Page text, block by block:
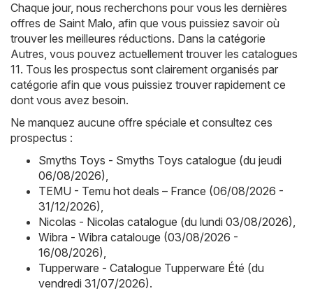
Chaque jour, nous recherchons pour vous les dernières
offres de Saint Malo, afin que vous puissiez savoir où
trouver les meilleures réductions. Dans la catégorie
Autres, vous pouvez actuellement trouver les catalogues
11. Tous les prospectus sont clairement organisés par
catégorie afin que vous puissiez trouver rapidement ce
dont vous avez besoin.
Ne manquez aucune offre spéciale et consultez ces
prospectus :
Smyths Toys - Smyths Toys catalogue (du jeudi
06/08/2026),
TEMU - Temu hot deals – France (06/08/2026 -
31/12/2026),
Nicolas - Nicolas catalogue (du lundi 03/08/2026),
Wibra - Wibra catalouge (03/08/2026 -
16/08/2026),
Tupperware - Catalogue Tupperware Été (du
vendredi 31/07/2026).